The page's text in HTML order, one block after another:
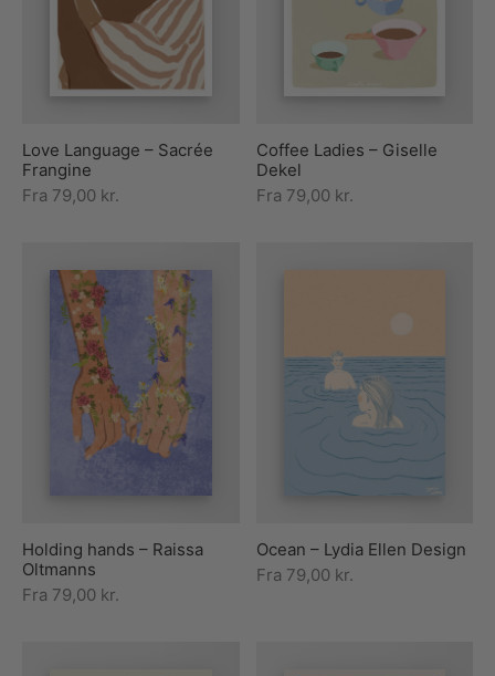
Love Language – Sacrée
Frangine
Fra 79,00 kr.
Coffee Ladies – Giselle
Dekel
Fra 79,00 kr.
Holding hands – Raissa
Oltmanns
Fra 79,00 kr.
Ocean – Lydia Ellen Design
Fra 79,00 kr.
plakater
i pastelfarver
plakater
til sommerhuset
plakater
med kvinder